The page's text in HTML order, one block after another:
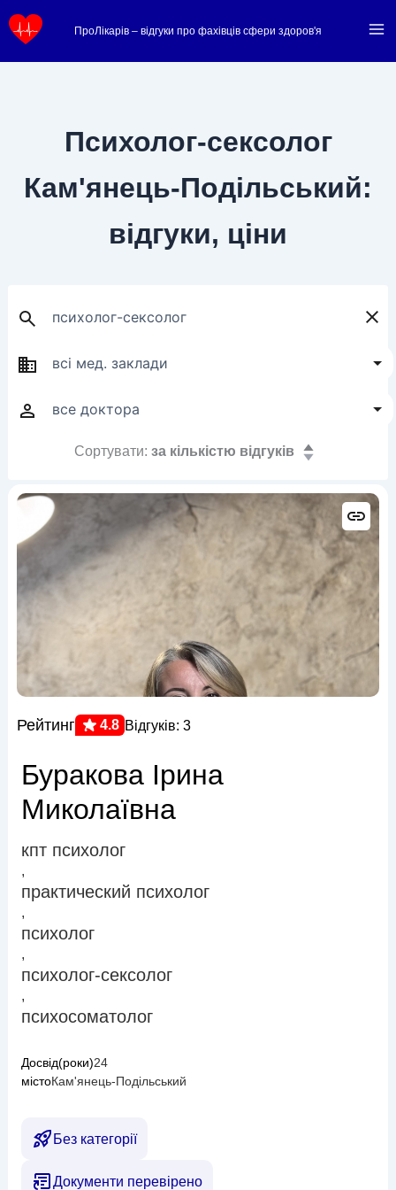
до
ПроЛікарів – відгуки про фахівців сфери здоров'я
Психолог-сексолог
Кам'янець-Подільський:
відгуки, ціни
Сортувати: за кількістю відгуків
Рейтинг 4.8 Відгуків: 3
Буракова Ірина
Миколаївна
кпт психолог
,
практический психолог
,
психолог
,
психолог-сексолог
,
психосоматолог
Досвід(роки)24
містоКам'янець-Подільський
Без категорії
Документи перевірено